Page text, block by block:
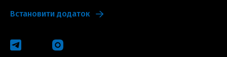
Встановити додаток